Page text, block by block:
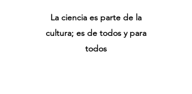
La ciencia es parte de la
cultura; es de todos y para
todos